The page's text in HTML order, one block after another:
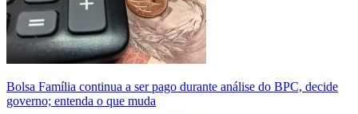
Bolsa Família continua a ser pago durante análise do BPC, decide
governo; entenda o que muda